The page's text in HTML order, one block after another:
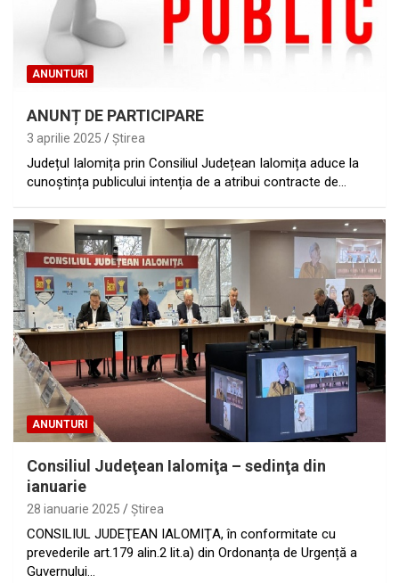
ANUNTURI
ANUNȚ DE PARTICIPARE
3 aprilie 2025 Ştirea
Județul Ialomița prin Consiliul Județean Ialomița aduce la
cunoștința publicului intenția de a atribui contracte de…
ANUNTURI
Consiliul Judeţean Ialomiţa – sedinţa din
ianuarie
28 ianuarie 2025 Ştirea
CONSILIUL JUDEŢEAN IALOMIŢA, în conformitate cu
prevederile art.179 alin.2 lit.a) din Ordonanța de Urgență a
Guvernului…